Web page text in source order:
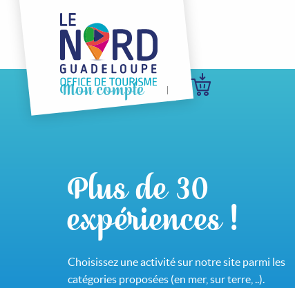
Mon compte
Plus de 30
expériences !
Choisissez une activité sur notre site parmi les
catégories proposées (en mer, sur terre, ..).